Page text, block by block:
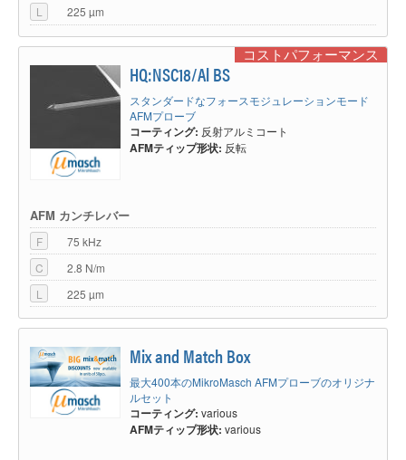
L
225 µm
コストパフォーマンス
HQ:NSC18/Al BS
スタンダードなフォースモジュレーションモード
AFMプローブ
コーティング: 反射アルミコート
AFMティップ形状: 反転
AFM カンチレバー
F
75 kHz
C
2.8 N/m
L
225 µm
Mix and Match Box
最大400本のMikroMasch AFMプローブのオリジナ
ルセット
コーティング: various
AFMティップ形状: various